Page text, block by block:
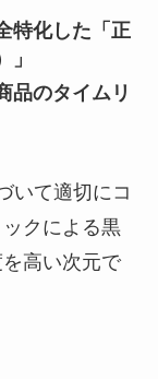
特化した「正
品のタイムリ
いて適切にコ
クによる黒
高い次元で